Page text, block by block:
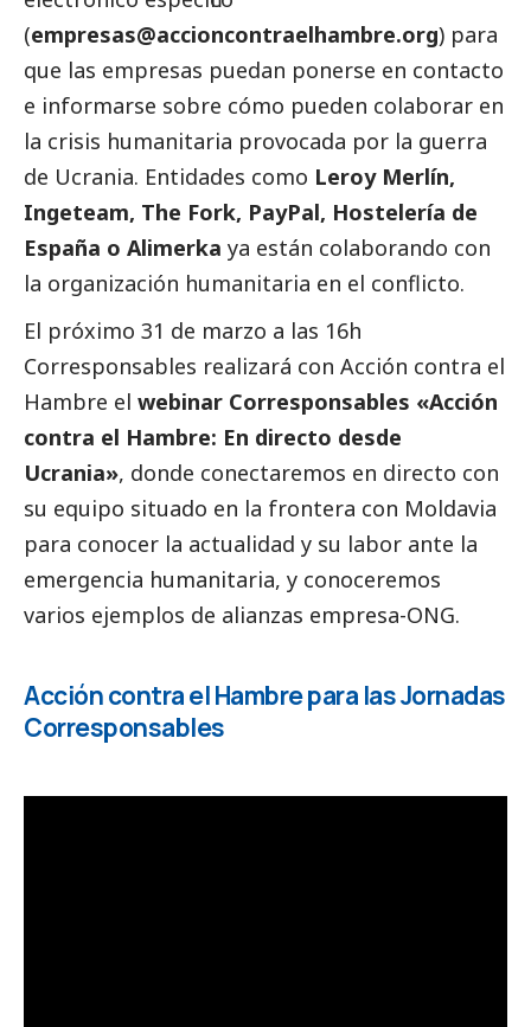
(empresas@accioncontraelhambre.org) para
que las empresas puedan ponerse en contacto
e informarse sobre cómo pueden colaborar en
la crisis humanitaria provocada por la guerra
de Ucrania. Entidades como Leroy Merlín,
Ingeteam, The Fork, PayPal, Hostelería de
España o Alimerka ya están colaborando con
la organización humanitaria en el conflicto.
El próximo 31 de marzo a las 16h
Corresponsables realizará con Acción contra el
Hambre el webinar Corresponsables «Acción
contra el Hambre: En directo desde
Ucrania», donde conectaremos en directo con
su equipo situado en la frontera con Moldavia
para conocer la actualidad y su labor ante la
emergencia humanitaria, y conoceremos
varios ejemplos de alianzas empresa-ONG.
Acción contra el Hambre para las Jornadas
Corresponsables